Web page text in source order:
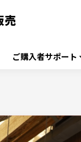
ご購入者サポート